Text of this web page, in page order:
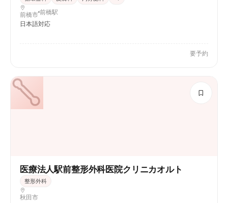
前橋市 前橋駅
日本語対応
要予約
医療法人駅前整形外科医院クリニカオルト
整形外科
秋田市